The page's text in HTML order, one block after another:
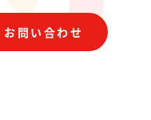
お問い合わせ